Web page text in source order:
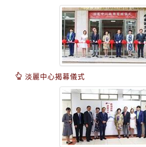
淡麗中心揭幕儀式